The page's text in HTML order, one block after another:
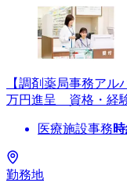
【調剤薬局事務ア
万円進呈 資格・経
医療施設事務
勤務地